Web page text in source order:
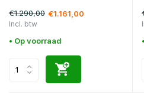
€1.290,00 €1.161,00
Incl. btw
• Op voorraad